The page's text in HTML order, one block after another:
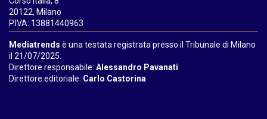
20122, Milano
P.IVA: 13881440963
Mediatrends è una testata registrata presso il Tribunale di Milano
il 21/07/2025.
Direttore responsabile: Alessandro Pavanati
Direttore editoriale: Carlo Castorina